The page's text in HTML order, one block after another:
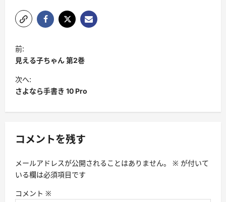
投
稿
ナ
ビ
シ
ン
前:
見える子ちゃん 第2巻
次へ:
さよなら手書き 10 Pro
コメントを残す
メールアドレスが公開されることはありません。 ※ が付いて
いる欄は必須項目です
コメント ※